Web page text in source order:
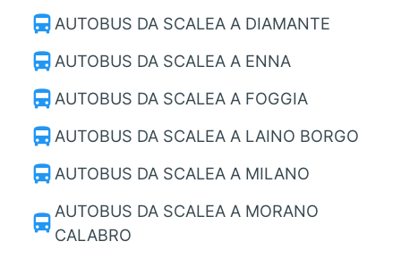
directions_bus AUTOBUS DA SCALEA A DIAMANTE
directions_bus AUTOBUS DA SCALEA A ENNA
directions_bus AUTOBUS DA SCALEA A FOGGIA
directions_bus AUTOBUS DA SCALEA A LAINO BORGO
directions_bus AUTOBUS DA SCALEA A MILANO
directions_bus AUTOBUS DA SCALEA A MORANO
CALABRO